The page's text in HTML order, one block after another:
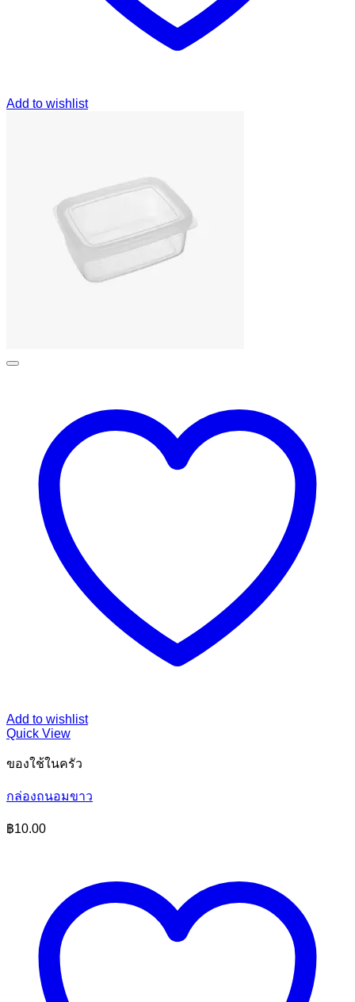
Add to wishlist
Add to wishlist
Quick View
ของใช้ในครัว
กล่องถนอมขาว
฿10.00